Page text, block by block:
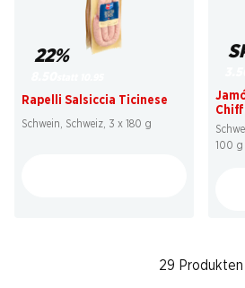
22%
Rapelli Salsiccia Ticinese
Schwein, Schweiz, 3 x 180 g
100 g
29 Produkten